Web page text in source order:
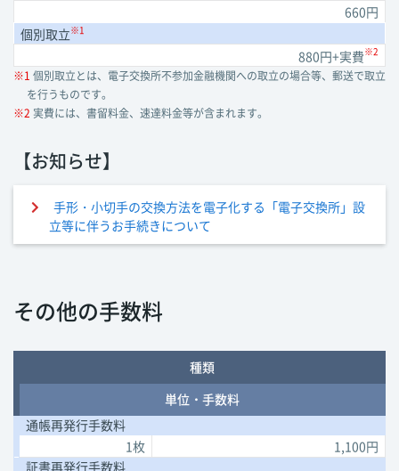
660円
個別取立※1
880円+実費※2
※1 個別取立とは、電子交換所不参加金融機関への取立の場合等、郵送で取立
を行うものです。
※2 実費には、書留料金、速達料金等が含まれます。
【お知らせ】
手形・小切手の交換方法を電子化する「電子交換所」設
立等に伴うお手続きについて
その他の手数料
種類
単位・手数料
通帳再発行手数料
1枚
1,100円
証書再発行手数料